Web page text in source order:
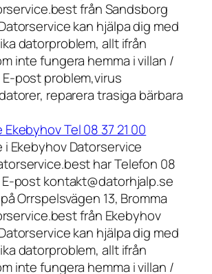
från Sandsborg
kan hjälpa dig med
datorproblem, allt ifrån
inte fungera hemma i villan /
post problem,virus
reparera trasiga bärbara
Tel 08 37 21 00
i Ekebyhov Datorservice
har Telefon 08
E-post kontakt@datorhjalp.se
Orrspelsvägen 13, Bromma
från Ekebyhov
kan hjälpa dig med
datorproblem, allt ifrån
inte fungera hemma i villan /